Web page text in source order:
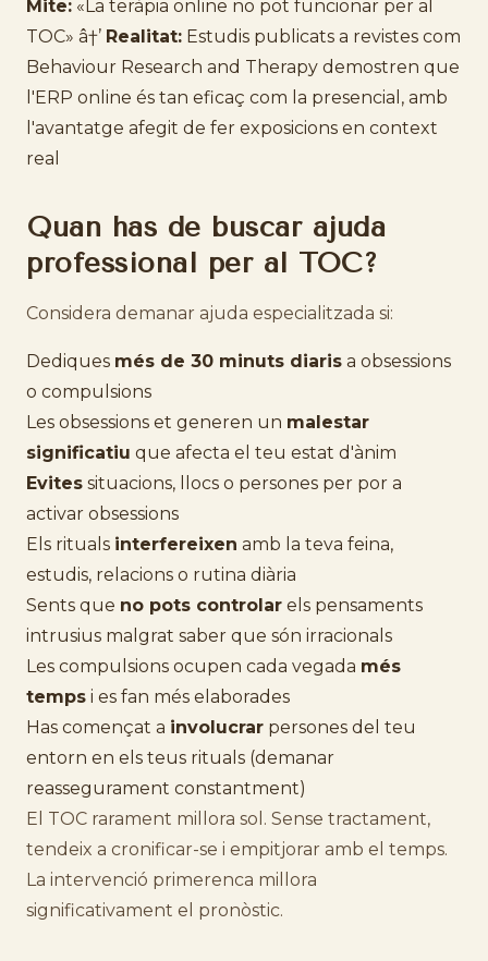
Mite: «La teràpia online no pot funcionar per al
TOC» â†’ Realitat: Estudis publicats a revistes com
Behaviour Research and Therapy demostren que
l'ERP online és tan eficaç com la presencial, amb
l'avantatge afegit de fer exposicions en context
real
Quan has de buscar ajuda
professional per al TOC?
Considera demanar ajuda especialitzada si:
Dediques més de 30 minuts diaris a obsessions
o compulsions
Les obsessions et generen un malestar
significatiu que afecta el teu estat d'ànim
Evites situacions, llocs o persones per por a
activar obsessions
Els rituals interfereixen amb la teva feina,
estudis, relacions o rutina diària
Sents que no pots controlar els pensaments
intrusius malgrat saber que són irracionals
Les compulsions ocupen cada vegada més
temps i es fan més elaborades
Has començat a involucrar persones del teu
entorn en els teus rituals (demanar
reassegurament constantment)
El TOC rarament millora sol. Sense tractament,
tendeix a cronificar-se i empitjorar amb el temps.
La intervenció primerenca millora
significativament el pronòstic.